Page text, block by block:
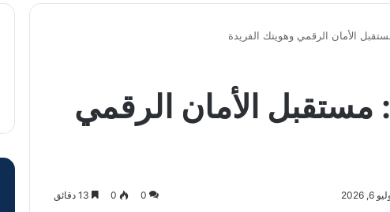
مستقبل الأمان الرقمي وهويتك الفريدة
مستقبل الأمان الرقمي
0
0